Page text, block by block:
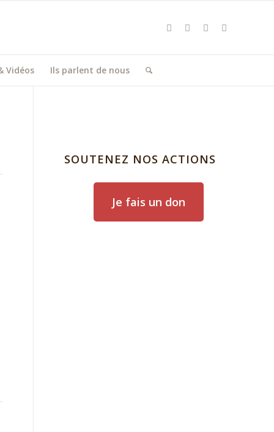
Vidéos Ils parlent de nous
SOUTENEZ NOS ACTIONS
Je fais un don